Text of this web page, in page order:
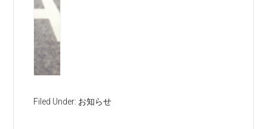
Filed Under: お知らせ